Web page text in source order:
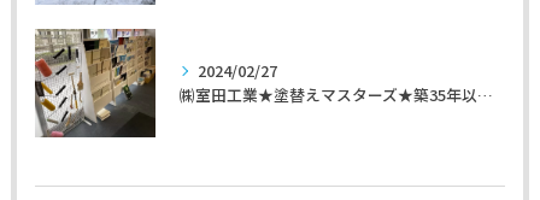
2024/02/27
㈱室田工業★塗替えマスターズ★築35年以上のお宅の施工事例